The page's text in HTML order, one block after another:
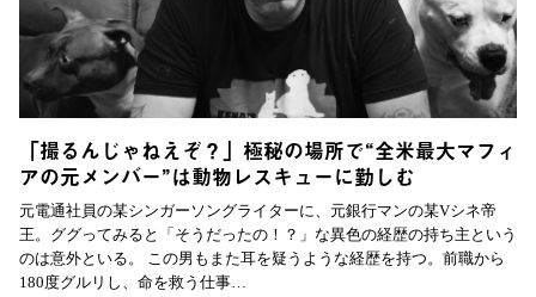
「撮るんじゃねえぞ？」極秘の場所で“全米最大マフィ
アの元メンバー”は動物レスキューに勤しむ
元電通社員の某シンガーソングライターに、元銀行マンの某Vシネ帝
王。ググってみると「そうだったの！？」な異色の経歴の持ち主という
のは意外といる。 この男もまた耳を疑うような経歴を持つ。前職から
180度グルリし、命を救う仕事…